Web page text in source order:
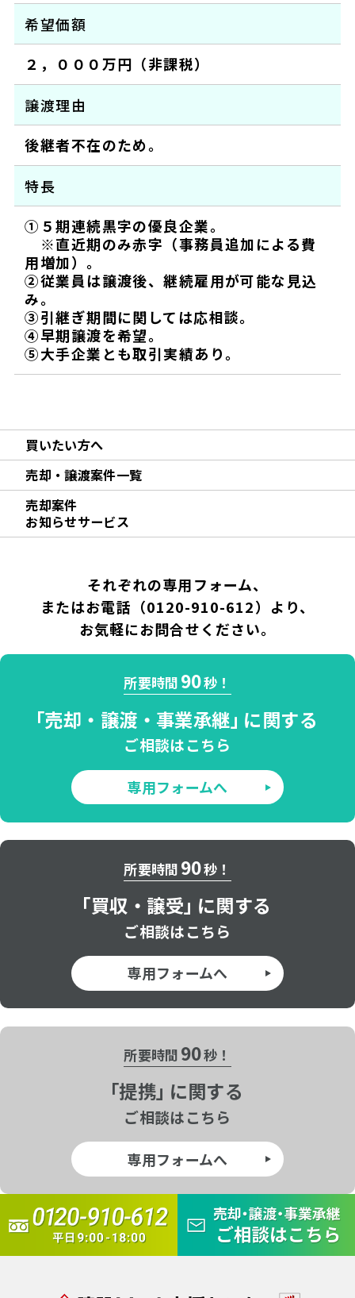
希望価額
２，０００万円（非課税）
譲渡理由
後継者不在のため。
特長
①５期連続黒字の優良企業。
※直近期のみ赤字（事務員追加による費
用増加）。
②従業員は譲渡後、継続雇用が可能な見込
み。
③引継ぎ期間に関しては応相談。
④早期譲渡を希望。
⑤大手企業とも取引実績あり。
買いたい方へ
売却・譲渡案件一覧
売却案件
お知らせサービス
それぞれの専用フォーム、
またはお電話（0120-910-612）より、
お気軽にお問合せください。
所要時間 90秒！
「売却・譲渡・ 事業承継」に関する
ご相談はこちら
専用フォームへ
所要時間 90秒！
「買収・譲受」に関する
ご相談はこちら
専用フォームへ
所要時間 90秒！
「提携」に関する
ご相談はこちら
専用フォームへ